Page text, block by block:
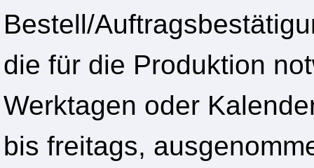
Bestell/
die für die Produktion
Werktagen oder
bis freitags,